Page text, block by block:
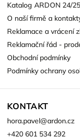
Katalog ARDON 24/25
O naší firmě a
Reklamace a vrácení
Reklamační řád -
Obchodní podmínky
Podmínky ochrany
KONTAKT
hora.pavel@ardon.cz
+420 601 534 292